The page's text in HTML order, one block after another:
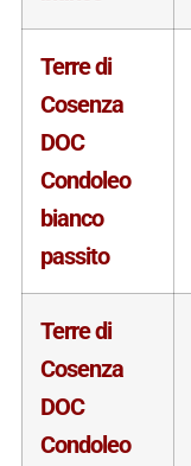
Terre di
Cosenza
DOC
Condoleo
bianco
passito
Terre di
Cosenza
DOC
Condoleo